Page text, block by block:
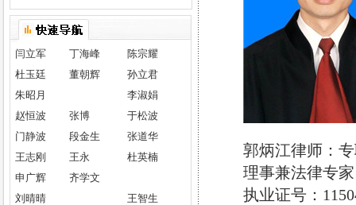
为我们带来更多的友谊、信息和机
遇。
所训
"维护正义 恪守诚信"的所训是内
人生理想，更是社会主义的应有之
义。其客观标准主要在是否符合社
闫立军 丁海峰
陈宗耀
杜玉廷
董朝辉
孙立君
朱昭月
李淑娟
赵恒波
张博
于松波
门静波
段金生
张道华
王志刚
王永
杜英楠
申广辉
齐学文
刘晴晴
王智生
郭炳江律师：
理事兼法律专家
执业证号：